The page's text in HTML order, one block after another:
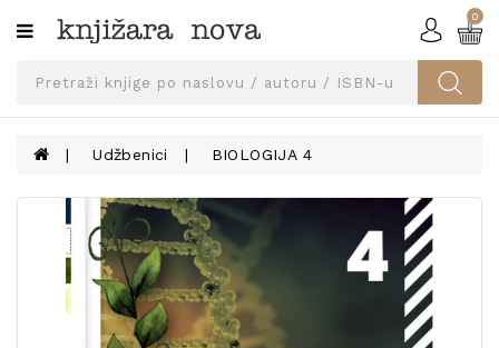
Kategorije
SVEUČILIŠNA
UDŽBENICI
KNJIGE
PRIBOR
I
OPREMA
0
Udžbenici BIOLOGIJA 4